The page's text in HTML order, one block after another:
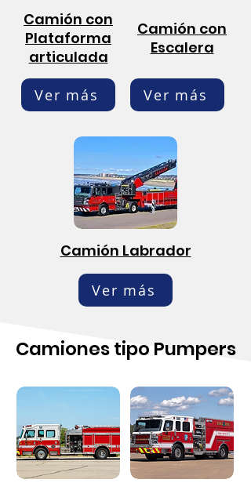
Camión con
Plataforma
articulada
Camión con
Escalera
Ver más Ver más
Camión Labrador
Ver más
Camiones tipo Pumpers